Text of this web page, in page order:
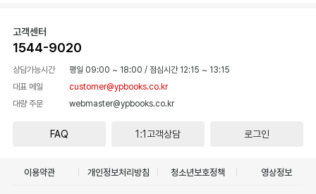
고객센터
1544-9020
상담가능시간 평일 09:00 ~ 18:00 / 점심시간 12:15 ~ 13:15
대표 메일
customer@ypbooks.co.kr
대량 주문
webmaster@ypbooks.co.kr
FAQ 1:1고객상담 로그인
이용약관 개인정보처리방침 청소년보호정책 영상정보